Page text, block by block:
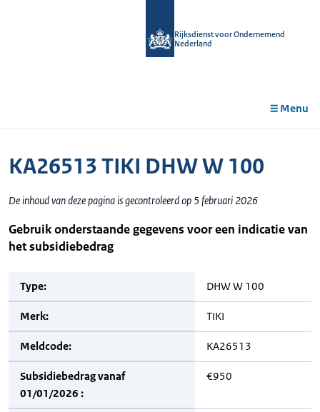
Rijksdienst voor Ondernemend
Nederland
Menu
KA26513 TIKI DHW W 100
De inhoud van deze pagina is gecontroleerd op 5 februari 2026
Gebruik onderstaande gegevens voor een indicatie van
het subsidiebedrag
Type: DHW W 100
Merk: TIKI
Meldcode: KA26513
Subsidiebedrag vanaf
01/01/2026 :
€950